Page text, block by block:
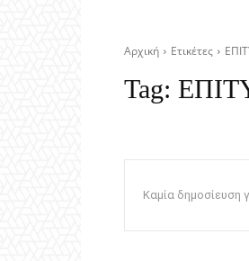
Αρχική Ετικέτες
Tag:
Καμία δημοσίευση